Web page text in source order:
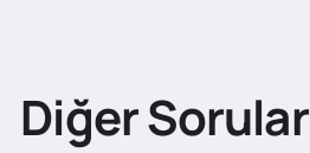
Diğer Sorular